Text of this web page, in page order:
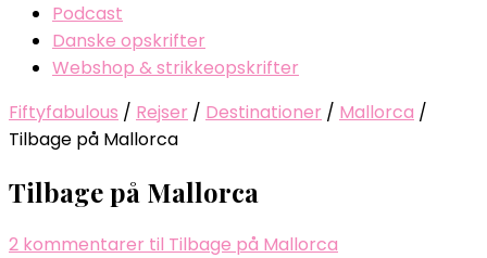
Podcast
Danske opskrifter
Webshop & strikkeopskrifter
Fiftyfabulous / Rejser / Destinationer / Mallorca /
Tilbage på Mallorca
Tilbage på Mallorca
2 kommentarer til Tilbage på Mallorca